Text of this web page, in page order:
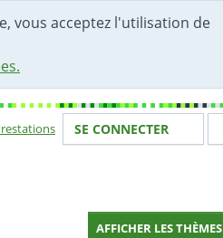
vous acceptez l'utilisation de
Votre identité
SE CONNECTER
AFFICHER LES THÈMES